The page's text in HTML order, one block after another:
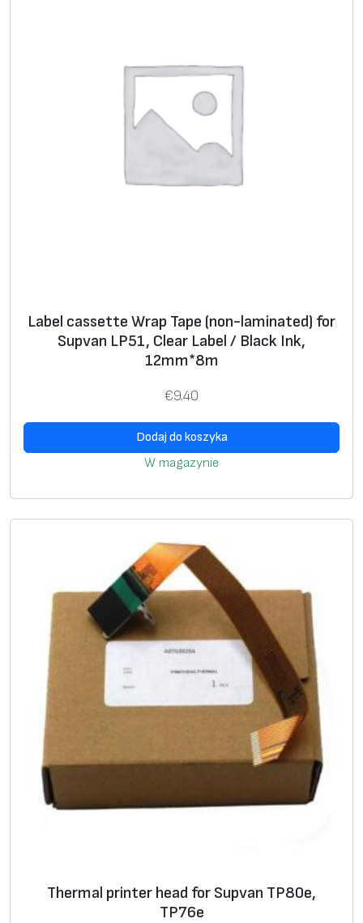
Label cassette Wrap Tape (non-laminated) for
Supvan LP51, Clear Label / Black Ink,
12mm*8m
€9.40
Dodaj do koszyka
W magazynie
Thermal printer head for Supvan TP80e,
TP76e